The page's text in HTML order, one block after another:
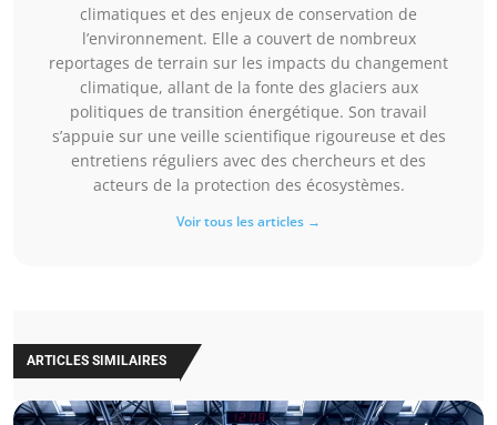
climatiques et des enjeux de conservation de
l’environnement. Elle a couvert de nombreux
reportages de terrain sur les impacts du changement
climatique, allant de la fonte des glaciers aux
politiques de transition énergétique. Son travail
s’appuie sur une veille scientifique rigoureuse et des
entretiens réguliers avec des chercheurs et des
acteurs de la protection des écosystèmes.
Voir tous les articles →
ARTICLES SIMILAIRES